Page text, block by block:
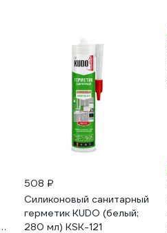
508 ₽
Силиконовый санитарный
герметик KUDO (белый;
280 мл) KSK-121